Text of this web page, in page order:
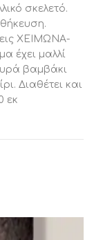
σκελετό.
ΧΕΙΜΩΝΑ-
έχει μαλλί
βαμβάκι
Διαθέτει και
εκ